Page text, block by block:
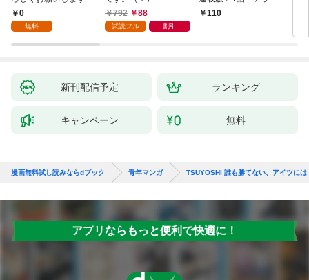
1 0
無料
792
88
試読フル 割引
ォー女神と初体験
110
新刊配信予定 ランキング
キャンペーン 無料
漫画無料試し読みならdブック 青年マンガ TSUYOSHI 誰も勝てない、アイツには
アプリならもっと便利で快適に！